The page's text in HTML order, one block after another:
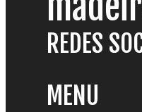
REDES
MENU